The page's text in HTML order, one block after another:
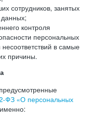
сотрудников, занятых
контроля
персональных
в самые
причины.
ФЗ «О персональных